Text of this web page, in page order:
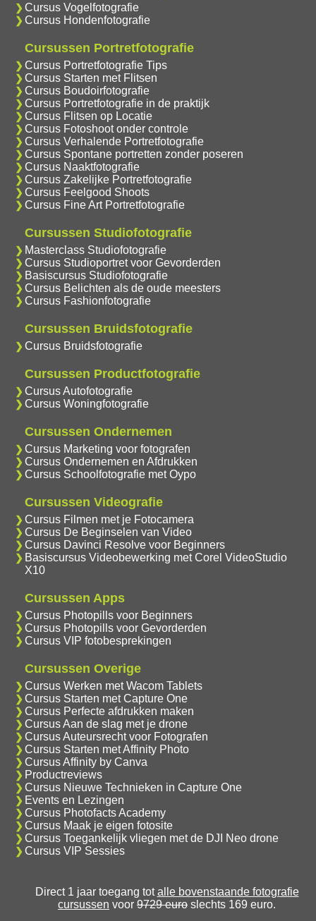
Cursus Vogelfotografie
Cursus Hondenfotografie
Cursussen Portretfotografie
Cursus Portretfotografie Tips
Cursus Starten met Flitsen
Cursus Boudoirfotografie
Cursus Portretfotografie in de praktijk
Cursus Flitsen op Locatie
Cursus Fotoshoot onder controle
Cursus Verhalende Portretfotografie
Cursus Spontane portretten zonder poseren
Cursus Naaktfotografie
Cursus Zakelijke Portretfotografie
Cursus Feelgood Shoots
Cursus Fine Art Portretfotografie
Cursussen Studiofotografie
Masterclass Studiofotografie
Cursus Studioportret voor Gevorderden
Basiscursus Studiofotografie
Cursus Belichten als de oude meesters
Cursus Fashionfotografie
Cursussen Bruidsfotografie
Cursus Bruidsfotografie
Cursussen Productfotografie
Cursus Autofotografie
Cursus Woningfotografie
Cursussen Ondernemen
Cursus Marketing voor fotografen
Cursus Ondernemen en Afdrukken
Cursus Schoolfotografie met Oypo
Cursussen Videografie
Cursus Filmen met je Fotocamera
Cursus De Beginselen van Video
Cursus Davinci Resolve voor Beginners
Basiscursus Videobewerking met Corel VideoStudio
X10
Cursussen Apps
Cursus Photopills voor Beginners
Cursus Photopills voor Gevorderden
Cursus VIP fotobesprekingen
Cursussen Overige
Cursus Werken met Wacom Tablets
Cursus Starten met Capture One
Cursus Perfecte afdrukken maken
Cursus Aan de slag met je drone
Cursus Auteursrecht voor Fotografen
Cursus Starten met Affinity Photo
Cursus Affinity by Canva
Productreviews
Cursus Nieuwe Technieken in Capture One
Events en Lezingen
Cursus Photofacts Academy
Cursus Maak je eigen fotosite
Cursus Toegankelijk vliegen met de DJI Neo drone
Cursus VIP Sessies
Direct 1 jaar toegang totalle bovenstaande fotografie
cursussen voor 9729 euro slechts 169 euro.